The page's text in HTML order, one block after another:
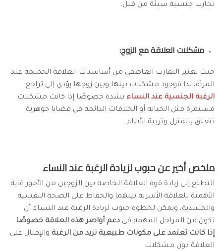
تجارب جنسية سيئة من قبل.
مشكلات العلاقة مع الزوج:
حيث يعتبر التقارب العاطفي من أساسيات العلاقة الحميمة عند
المرأة، لذا فوجود مشكلات بينها وبين زوجها يؤدي إلى تراجع
الرغبة الجنسية عند النساء بشدة خصوصًا إذا كانت مشكلات
مستمرة مثل الخيانة أو الخلافات الدائمة في قضايا جوهرية
تتعلق بالمنزل وتربية الأبناء.
ملخص أخير عن حبوب لزيادة الرغبة عند النساء
التطلع إلى زيادة قوة العلاقة الخاصة بين الزوجين من الأمور غاية
الأهمية للعلاقة الأسرية بينهما والحفاظ على الصحة النفسية
والجسدية، ويمكن لخطوة حبوب لزيادة الرغبة عند النساء أن
تكون من المراحل المهمة في دعم أواصر هذه العلاقة خصوصًا
إذا كانت تعتمد على مكونات طبيعية تزيد من الرغبة والإقبال على
العلاقة دون مشكلات.